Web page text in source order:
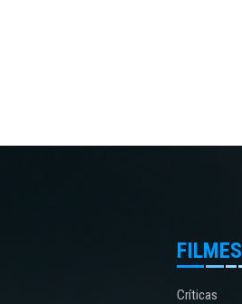
FILMES
Críticas